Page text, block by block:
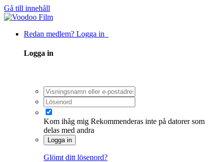
Gå till innehåll
Redan medlem? Logga in
Logga in
Kom ihåg mig Rekommenderas inte på datorer som
delas med andra
Logga in
Glömt ditt lösenord?